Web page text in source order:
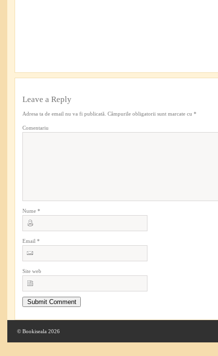
Leave a Reply
Adresa ta de email nu va fi publicată. Câmpurile obligatorii sunt marcate cu *
Comentariu
Nume *
Email *
Site web
© Bookiseala 2026